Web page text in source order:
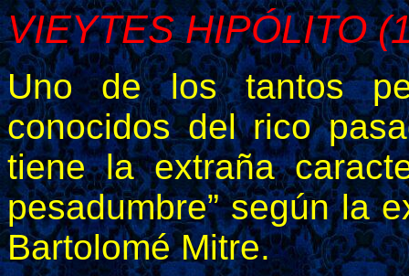
VIEYTES HIPÓLITO
Uno de los tantos
conocidos del rico
tiene la extraña
pesadumbre” según la
Bartolomé Mitre.